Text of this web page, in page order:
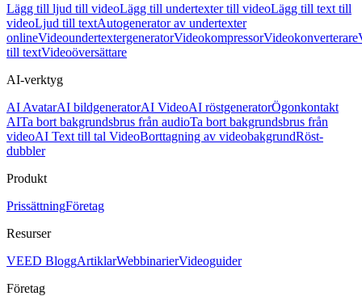
Lägg till ljud till videoLägg till undertexter till videoLägg till text till
videoLjud till textAutogenerator av undertexter
onlineVideoundertextergeneratorVideokompressorVideokonverterare
till textVideoöversättare
AI-verktyg
AI AvatarAI bildgeneratorAI VideoAI röstgeneratorÖgonkontakt
AITa bort bakgrundsbrus från audioTa bort bakgrundsbrus från
videoAI Text till tal VideoBorttagning av videobakgrundRöst-
dubbler
Produkt
PrissättningFöretag
Resurser
VEED BloggArtiklarWebbinarierVideoguider
Företag